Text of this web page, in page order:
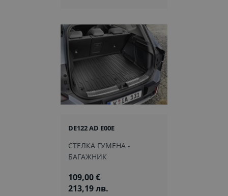
DE122 AD E00E
СТЕЛКА ГУМЕНА -
БАГАЖНИК
109,00 €
213,19 лв.